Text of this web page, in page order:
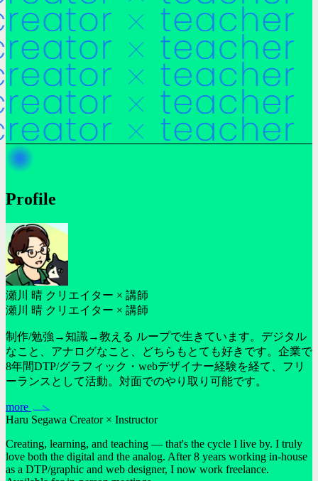
Profile
瀬川 晴 クリエイター × 講師
瀬川 晴 クリエイター × 講師
制作/勉強→知識→教える ループで生きています。デジタル
なこと、アナログなこと、どちらもとても好きです。企業で
8年間DTP/グラフィック・webデザイナー経験を経て、フリ
ーランスとして活動。対面でのやり取り可能です。
more
Haru Segawa Creator × Instructor
Creating, learning, and teaching — that's the cycle I live by. I truly
love both the digital and the analog. After 8 years working in-house
as a DTP/graphic and web designer, I now work freelance.